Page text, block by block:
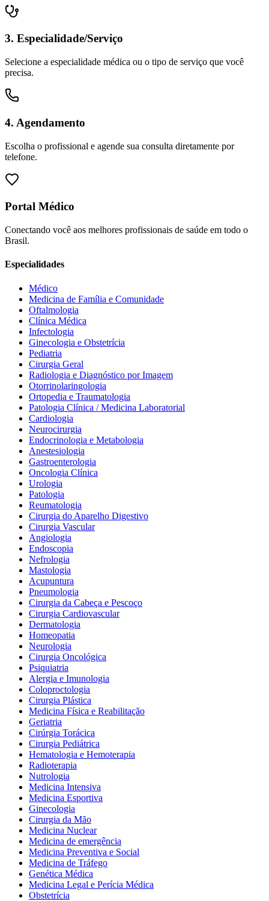
3. Especialidade/Serviço
Selecione a especialidade médica ou o tipo de serviço que você
precisa.
4. Agendamento
Escolha o profissional e agende sua consulta diretamente por
telefone.
Portal Médico
Conectando você aos melhores profissionais de saúde em todo o
Brasil.
Especialidades
Médico
Medicina de Família e Comunidade
Oftalmologia
Clínica Médica
Infectologia
Ginecologia e Obstetrícia
Pediatria
Cirurgia Geral
Radiologia e Diagnóstico por Imagem
Otorrinolaringologia
Ortopedia e Traumatologia
Patologia Clínica / Medicina Laboratorial
Cardiologia
Neurocirurgia
Endocrinologia e Metabologia
Anestesiologia
Gastroenterologia
Oncologia Clínica
Urologia
Patologia
Reumatologia
Cirurgia do Aparelho Digestivo
Cirurgia Vascular
Angiologia
Endoscopia
Nefrologia
Mastologia
Acupuntura
Pneumologia
Cirurgia da Cabeça e Pescoço
Cirurgia Cardiovascular
Dermatologia
Homeopatia
Neurologia
Cirurgia Oncológica
Psiquiatria
Alergia e Imunologia
Coloproctologia
Cirurgia Plástica
Medicina Física e Reabilitação
Geriatria
Cirúrgia Torácica
Cirurgia Pediátrica
Hematologia e Hemoterapia
Radioterapia
Nutrologia
Medicina Intensiva
Medicina Esportiva
Ginecologia
Cirurgia da Mão
Medicina Nuclear
Medicina de emergência
Medicina Preventiva e Social
Medicina de Tráfego
Genética Médica
Medicina Legal e Perícia Médica
Obstetrícia